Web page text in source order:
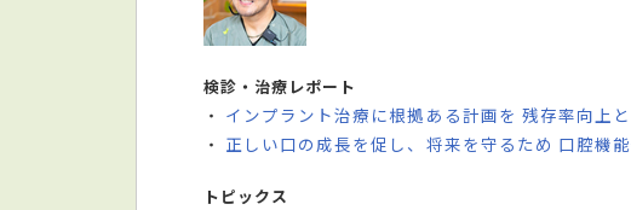
検診・治療レポート
・ インプラント治療に根拠ある計画を 残存率向上
・ 正しい口の成長を促し、将来を守るため 口腔機
トピックス